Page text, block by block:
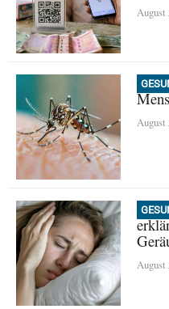
August
August
August